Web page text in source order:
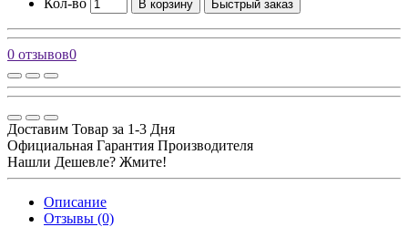
В корзину Быстрый заказ
0 отзывов0
Доставим Товар за 1-3 Дня
Официальная Гарантия Производителя
Нашли Дешевле? Жмите!
Описание
Отзывы (0)